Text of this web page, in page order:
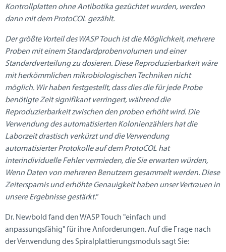
Kontrollplatten ohne Antibotika gezüchtet wurden, werden
dann mit dem ProtoCOL gezählt.
Der größte Vorteil des WASP Touch ist die Möglichkeit, mehrere
Proben mit einem Standardprobenvolumen und einer
Standardverteilung zu dosieren. Diese Reproduzierbarkeit wäre
mit herkömmlichen mikrobiologischen Techniken nicht
möglich. Wir haben festgestellt, dass dies die für jede Probe
benötigte Zeit signifikant verringert, während die
Reproduzierbarkeit zwischen den proben erhöht wird. Die
Verwendung des automatisierten Kolonienzählers hat die
Laborzeit drastisch verkürzt und die Verwendung
automatisierter Protokolle auf dem ProtoCOL hat
interindividuelle Fehler vermieden, die Sie erwarten würden,
Wenn Daten von mehreren Benutzern gesammelt werden. Diese
Zeitersparnis und erhöhte Genauigkeit haben unser Vertrauen in
unsere Ergebnisse gestärkt."
Dr. Newbold fand den WASP Touch "einfach und
anpassungsfähig" für ihre Anforderungen. Auf die Frage nach
der Verwendung des Spiralplattierungsmoduls sagt Sie: